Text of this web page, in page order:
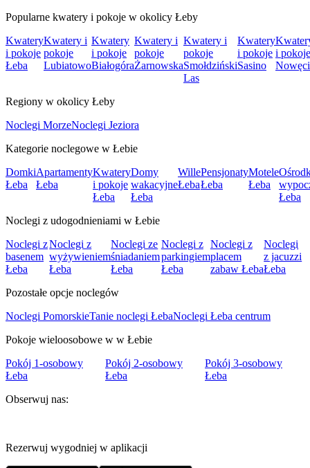
Popularne kwatery i pokoje w okolicy Łeby
Kwatery
i pokoje
Łeba
Kwatery i
pokoje
Lubiatowo
Kwatery
i pokoje
Białogóra
Kwatery i
pokoje
Żarnowska
Kwatery i
pokoje
Smołdziński
Las
Kwatery
i pokoje
Sasino
i pokoje
Regiony w okolicy Łeby
Noclegi MorzeNoclegi Jeziora
Kategorie noclegowe w Łebie
Domki
Łeba
Apartamenty
Łeba
Kwatery
i pokoje
Łeba
Domy
wakacyjne
Łeba
Wille
Łeba
Pensjonaty
Łeba
Motele
Łeba
Łeba
Noclegi z udogodnieniami w Łebie
Noclegi z
basenem
Łeba
Noclegi z
wyżywieniem
Łeba
Noclegi ze
śniadaniem
Łeba
Noclegi z
parkingiem
Łeba
Noclegi z
placem
zabaw Łeba
Noclegi
z jacuzzi
Łeba
Pozostałe opcje noclegów
Noclegi PomorskieTanie noclegi ŁebaNoclegi Łeba centrum
Pokoje wieloosobowe w w Łebie
Pokój 1-osobowy
Łeba
Pokój 2-osobowy
Łeba
Pokój 3-osobowy
Łeba
Obserwuj nas:
Rezerwuj wygodniej w aplikacji